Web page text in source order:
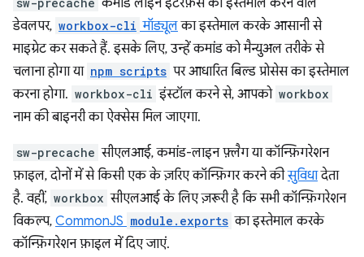
कमांड लाइन इंटरफ़ेस का इस्तेमाल करने वाले
डेवलपर, workbox-cli मॉड्यूलका इस्तेमाल करके आसानी से
माइग्रेट कर सकते हैं. इसके लिए, उन्हें कमांड को मैन्युअल तरीके से
चलाना होगा या npm scripts पर आधारित बिल्ड प्रोसेस का इस्तेमाल
करना होगा. workbox-cli इंस्टॉल करने से, आपको workbox
नाम की बाइनरी का ऐक्सेस मिल जाएगा.
sw-precache सीएलआई, कमांड-लाइन फ़्लैग या कॉन्फ़िगरेशन
फ़ाइल, दोनों में से किसी एक के ज़रिए कॉन्फ़िगर करने कीसुविधादेता
है. वहीं, workbox सीएलआई के लिए ज़रूरी है कि सभी कॉन्फ़िगरेशन
विकल्प, CommonJS module.exports का इस्तेमाल करके
कॉन्फ़िगरेशन फ़ाइल में दिए जाएं.